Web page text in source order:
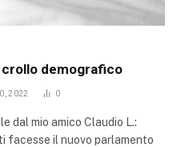
crollo demografico
2022 0
dal mio amico Claudio L.:
facesse il nuovo parlamento